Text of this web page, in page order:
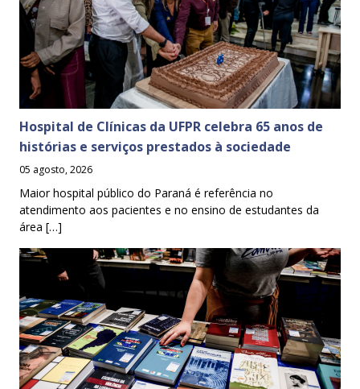
Hospital de Clínicas da UFPR celebra 65 anos de
histórias e serviços prestados à sociedade
05 agosto, 2026
Maior hospital público do Paraná é referência no
atendimento aos pacientes e no ensino de estudantes da
área […]